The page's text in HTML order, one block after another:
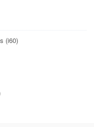
(i60)